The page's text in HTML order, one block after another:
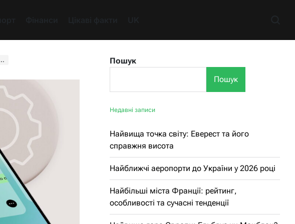
Пошук
Пошук
Недавні записи
Найвища точка світу: Еверест та його
справжня висота
Найближчі аеропорти до України у 2026 році
Найбільші міста Франції: рейтинг,
особливості та сучасні тенденції